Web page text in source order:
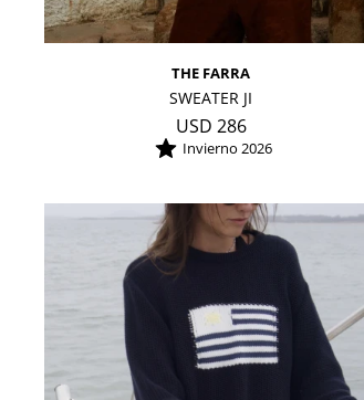
THE FARRA
SWEATER JI
USD 286
Invierno 2026